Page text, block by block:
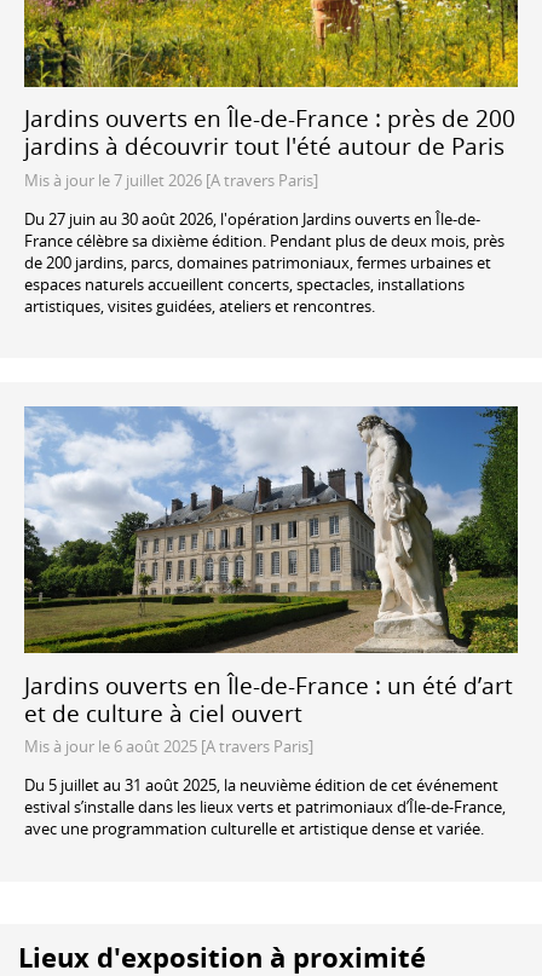
Jardins ouverts en Île-de-France : près de 200
jardins à découvrir tout l'été autour de Paris
Mis à jour le 7 juillet 2026 [A travers Paris]
Du 27 juin au 30 août 2026, l'opération Jardins ouverts en Île-de-
France célèbre sa dixième édition. Pendant plus de deux mois, près
de 200 jardins, parcs, domaines patrimoniaux, fermes urbaines et
espaces naturels accueillent concerts, spectacles, installations
artistiques, visites guidées, ateliers et rencontres.
Jardins ouverts en Île-de-France : un été d’art
et de culture à ciel ouvert
Mis à jour le 6 août 2025 [A travers Paris]
Du 5 juillet au 31 août 2025, la neuvième édition de cet événement
estival s’installe dans les lieux verts et patrimoniaux d’Île-de-France,
avec une programmation culturelle et artistique dense et variée.
Lieux d'exposition à proximité